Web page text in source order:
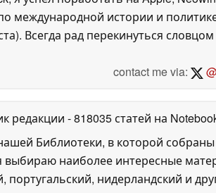
международной истории и
Всегда рад перекинуться словцом
contact me via:
редакции - 818035 статей на
Библиотеки, в которой
наиболее интересные
нидерландский и